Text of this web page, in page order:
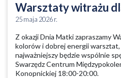
Warsztaty witrażu
25 maja 2026 r.
Z okazji Dnia Matki zapraszamy
kolorów i dobrej energii
najważniejszy będzie wspólnie
Swarzędz Centrum
Konopnickiej 18:00-20:00.